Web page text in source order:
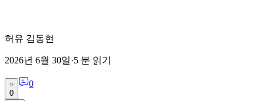
허유 김동현
2026년 6월 30일·5 분 읽기
0
0